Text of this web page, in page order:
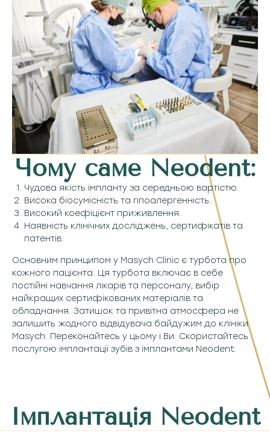
Чому саме Neodent:
Чудова якість імпланту за середньою вартістю.
Висока біосумісність та гіпоалергенність.
Високий коефіцієнт приживлення.
Наявність клінічних досліджень, сертифікатів та
патентів.
Основним принципом у Masych Clinic є турбота про
кожного пацієнта. Ця турбота включає в себе
постійні навчання лікарів та персоналу, вибір
найкращих сертифікованих матеріалів та
обладнання. Затишок та привітна атмосфера не
залишить жодного відвідувача байдужим до клініки
Masych. Переконайтесь у цьому і Ви. Скористайтесь
послугою імплантації зубів з імплантами Neodent.
Імплантація Neodent